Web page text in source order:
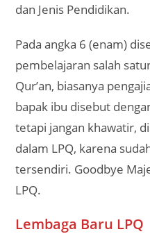
dan Jenis Pendidikan.
Pada angka 6 (enam)
pembelajaran salah
Qur’an, biasanya
bapak ibu disebut
tetapi jangan khawatir,
dalam LPQ, karena
tersendiri. Goodbye
LPQ.
Lembaga Baru LPQ